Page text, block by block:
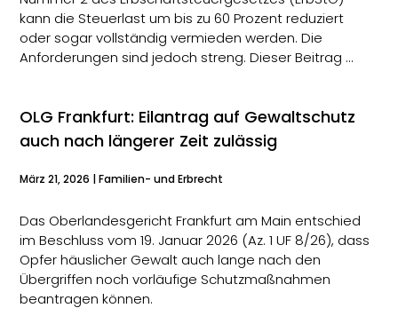
kann die Steuerlast um bis zu 60 Prozent reduziert
oder sogar vollständig vermieden werden. Die
Anforderungen sind jedoch streng. Dieser Beitrag …
OLG Frankfurt: Eilantrag auf Gewaltschutz
auch nach längerer Zeit zulässig
März 21, 2026 |Familien- und Erbrecht
Das Oberlandesgericht Frankfurt am Main entschied
im Beschluss vom 19. Januar 2026 (Az. 1 UF 8/26), dass
Opfer häuslicher Gewalt auch lange nach den
Übergriffen noch vorläufige Schutzmaßnahmen
beantragen können.